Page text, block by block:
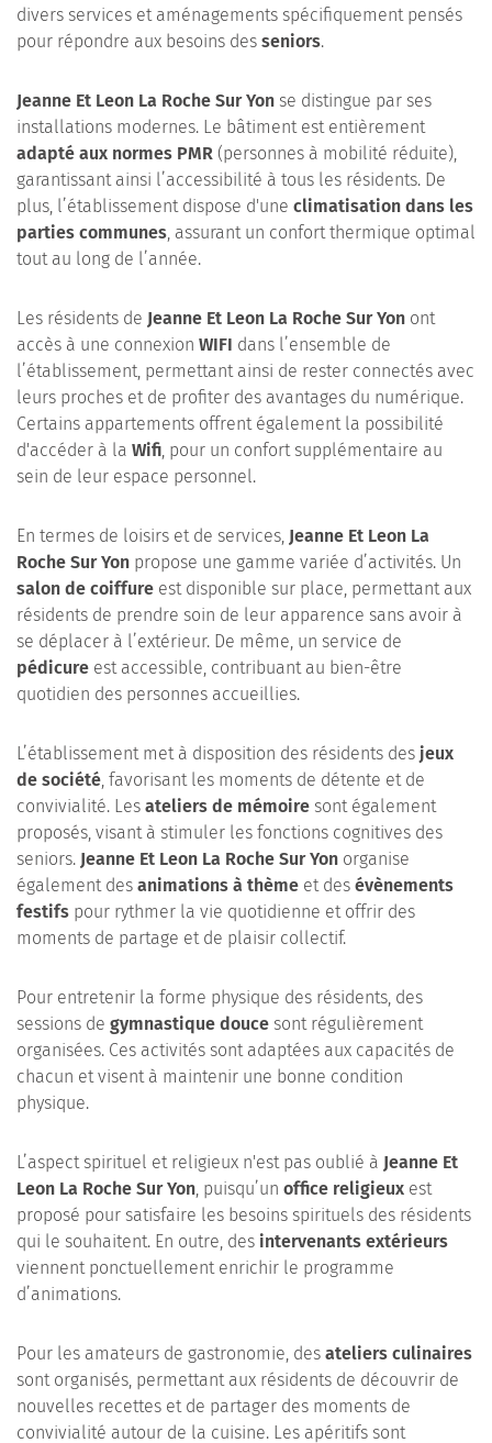
divers services et aménagements spécifiquement pensés
pour répondre aux besoins des seniors.
Jeanne Et Leon La Roche Sur Yon se distingue par ses
installations modernes. Le bâtiment est entièrement
adapté aux normes PMR (personnes à mobilité réduite),
garantissant ainsi l’accessibilité à tous les résidents. De
plus, l’établissement dispose d'une climatisation dans les
parties communes, assurant un confort thermique optimal
tout au long de l’année.
Les résidents de Jeanne Et Leon La Roche Sur Yon ont
accès à une connexion WIFI dans l’ensemble de
l’établissement, permettant ainsi de rester connectés avec
leurs proches et de profiter des avantages du numérique.
Certains appartements offrent également la possibilité
d'accéder à la Wifi, pour un confort supplémentaire au
sein de leur espace personnel.
En termes de loisirs et de services, Jeanne Et Leon La
Roche Sur Yon propose une gamme variée d’activités. Un
salon de coiffure est disponible sur place, permettant aux
résidents de prendre soin de leur apparence sans avoir à
se déplacer à l’extérieur. De même, un service de
pédicure est accessible, contribuant au bien-être
quotidien des personnes accueillies.
L’établissement met à disposition des résidents des jeux
de société, favorisant les moments de détente et de
convivialité. Les ateliers de mémoire sont également
proposés, visant à stimuler les fonctions cognitives des
seniors. Jeanne Et Leon La Roche Sur Yon organise
également des animations à thème et des évènements
festifs pour rythmer la vie quotidienne et offrir des
moments de partage et de plaisir collectif.
Pour entretenir la forme physique des résidents, des
sessions de gymnastique douce sont régulièrement
organisées. Ces activités sont adaptées aux capacités de
chacun et visent à maintenir une bonne condition
physique.
L’aspect spirituel et religieux n'est pas oublié à Jeanne Et
Leon La Roche Sur Yon, puisqu’un office religieux est
proposé pour satisfaire les besoins spirituels des résidents
qui le souhaitent. En outre, des intervenants extérieurs
viennent ponctuellement enrichir le programme
d’animations.
Pour les amateurs de gastronomie, des ateliers culinaires
sont organisés, permettant aux résidents de découvrir de
nouvelles recettes et de partager des moments de
convivialité autour de la cuisine. Les apéritifs sont